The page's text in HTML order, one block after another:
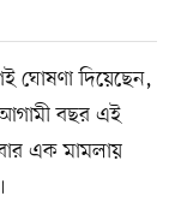
ঘোষণা দিয়েছেন,
আগামী বছর এই
এক মামলায়